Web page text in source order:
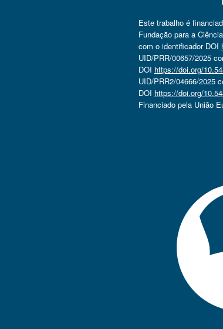
Este trabalho é
Fundação para a
com o identificador DOI
UID/PRR/00657/2025
DOI https://doi.org/
UID/PRR2/04666/2025
DOI https://doi.org/
Financiado pela União